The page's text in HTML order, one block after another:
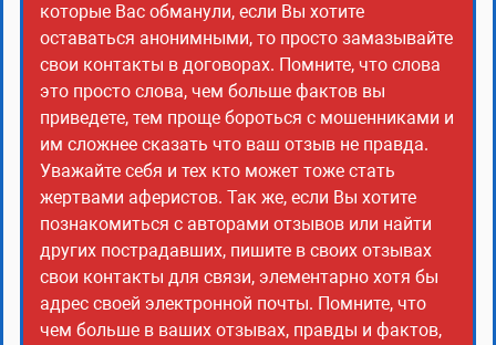
которые Вас обманули, если Вы хотите
оставаться анонимными, то просто замазывайте
свои контакты в договорах. Помните, что слова
это просто слова, чем больше фактов вы
приведете, тем проще бороться с мошенниками и
им сложнее сказать что ваш отзыв не правда.
Уважайте себя и тех кто может тоже стать
жертвами аферистов. Так же, если Вы хотите
познакомиться с авторами отзывов или найти
других пострадавших, пишите в своих отзывах
свои контакты для связи, элементарно хотя бы
адрес своей электронной почты. Помните, что
чем больше в ваших отзывах, правды и фактов,